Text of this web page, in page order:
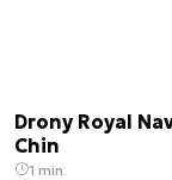
Drony Royal
Chin
1 min.